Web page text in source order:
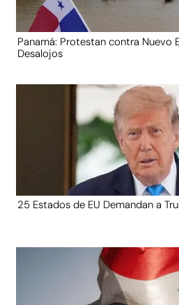
Panamá: Protestan contra Nuevo
Desalojos
25 Estados de EU Demandan a